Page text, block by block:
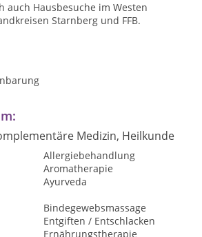
auch Hausbesuche im Westen
Starnberg und FFB.
Medizin, Heilkunde
Allergiebehandlung
Aromatherapie
Ayurveda
Bindegewebsmassage
Entgiften / Entschlacken
Ernährungstherapie